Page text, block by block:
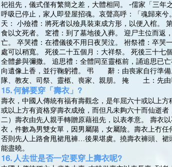
祀祖先，儀式僅有繁簡之差，大體相同。 -儒家「三年
呼吸已停止，家人即登屋招魂。哀聲高呼：「魂歸來
天： 小殮禮：將死者以殮具裝束成方形，以便入棺。
食以文死者。 窆禮：到了墓地後入葬。 迎尸主位而返
亡。 卒哭禮：在禮儀後不用日夜哭泣。 祔祭禮：卒哭
處可以稍寬。 死後二十五個月：大祥祭。 死後三十
全體參與彌撒。 追思禮：全體同至靈柩前，誦追思
向遺像上香，並行鞠躬禮。 弔 辭：由喪家自行準
隊、教友、司祭、靈柩、喪家、親朋。 掩 土：先由
15. 何解要穿「壽衣」?
壽衣，中國人傳統有福有壽觀念，是年屈六十或以上
或以上方有資格穿壽衣成殮，而但凡未夠六十而仙逝
二）壽衣由先人親手轉贈原藉祖先，以表孝意。 壽衣
衣，件數為男雙女單，因男屬陽，女屬陰。壽衣上冇
否則先人上路會甩裙甩褲…後果堪虞。撓壽衣褲頭、
能盡曉。
16. 人去世是否一定要穿上壽衣呢?